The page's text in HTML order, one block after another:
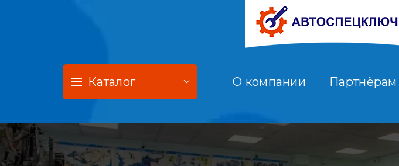
Каталог О компании Партнёрам